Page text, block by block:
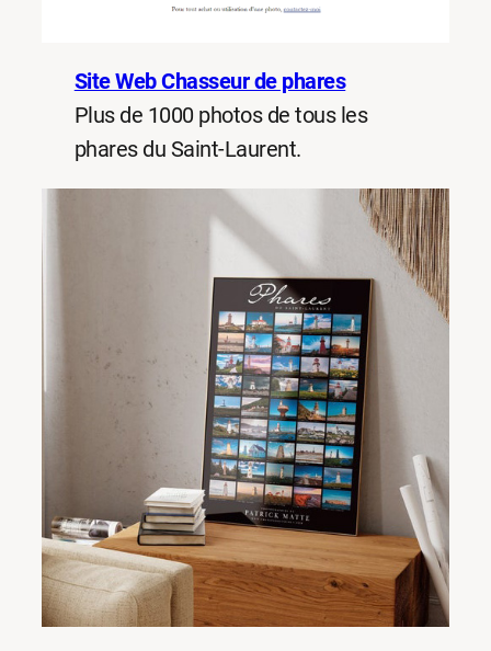
Site Web Chasseur de phares
Plus de 1000 photos de tous les
phares du Saint-Laurent.